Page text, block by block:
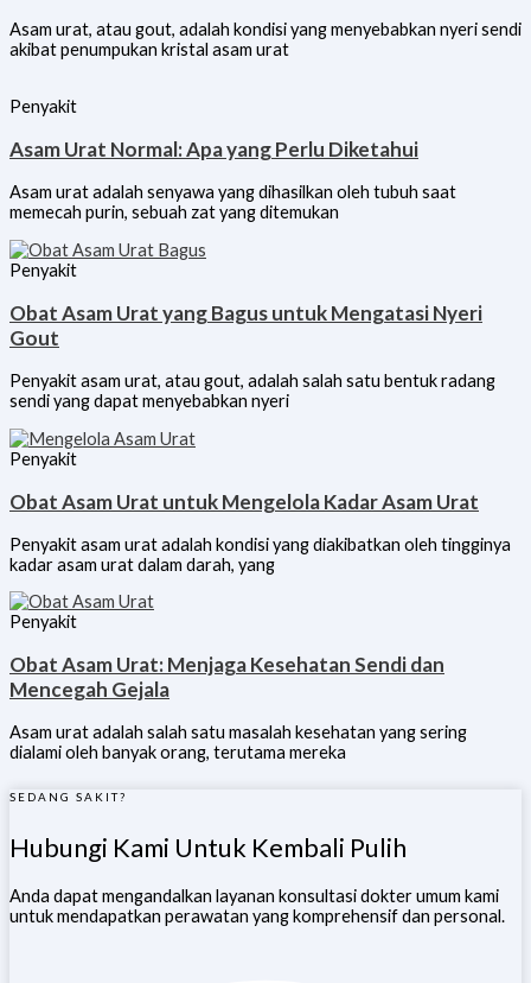
Asam urat, atau gout, adalah kondisi yang menyebabkan nyeri sendi
akibat penumpukan kristal asam urat
Penyakit
Asam Urat Normal: Apa yang Perlu Diketahui
Asam urat adalah senyawa yang dihasilkan oleh tubuh saat
memecah purin, sebuah zat yang ditemukan
Penyakit
Obat Asam Urat yang Bagus untuk Mengatasi Nyeri
Gout
Penyakit asam urat, atau gout, adalah salah satu bentuk radang
sendi yang dapat menyebabkan nyeri
Penyakit
Obat Asam Urat untuk Mengelola Kadar Asam Urat
Penyakit asam urat adalah kondisi yang diakibatkan oleh tingginya
kadar asam urat dalam darah, yang
Penyakit
Obat Asam Urat: Menjaga Kesehatan Sendi dan
Mencegah Gejala
Asam urat adalah salah satu masalah kesehatan yang sering
dialami oleh banyak orang, terutama mereka
SEDANG SAKIT?
Hubungi Kami Untuk Kembali Pulih
Anda dapat mengandalkan layanan konsultasi dokter umum kami
untuk mendapatkan perawatan yang komprehensif dan personal.